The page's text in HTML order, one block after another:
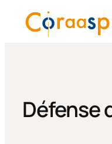
Défense